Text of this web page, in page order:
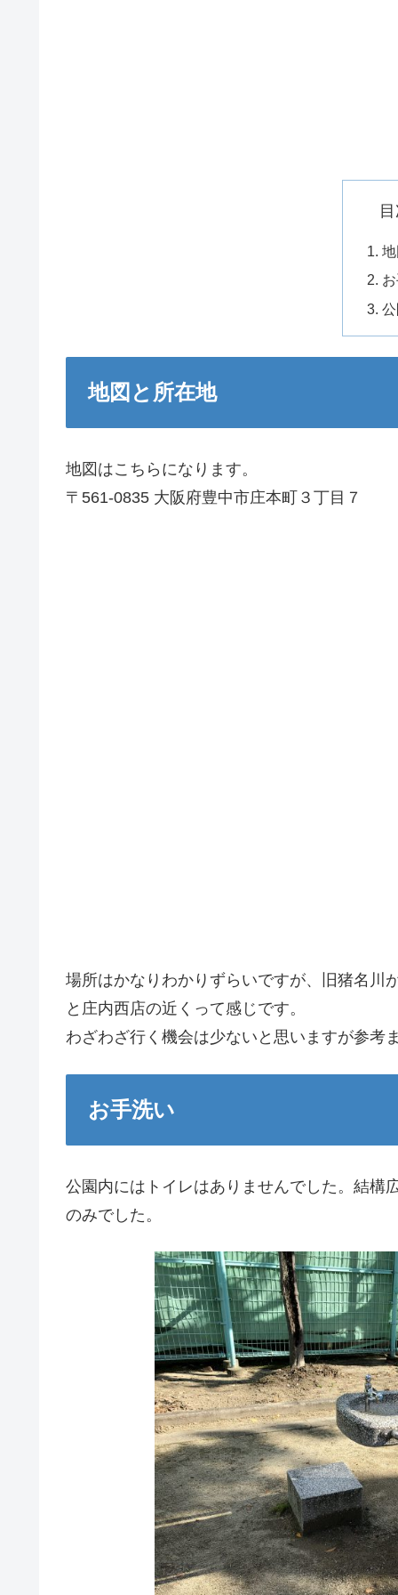
地図と所在地
地図はこちらになります。
〒561-0835 大阪府豊中市庄本町３丁目７
場所はかなりわかりずらいですが、旧猪名川
と庄内西店の近くって感じです。
わざわざ行く機会は少ないと思いますが参考
お手洗い
公園内にはトイレはありませんでした。結構
のみでした。